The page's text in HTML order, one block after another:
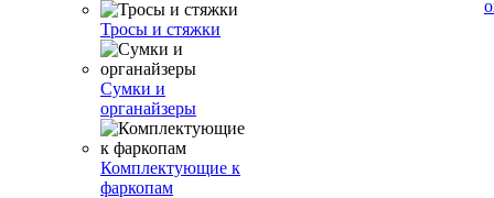
Тросы и стяжки
Сумки и
органайзеры
Комплектующие к
фаркопам